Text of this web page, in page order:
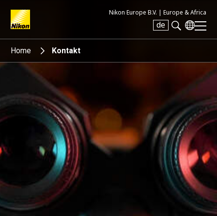
Nikon Europe B.V. | Europe & Africa
de
Search keyword(s)
Home Kontakt